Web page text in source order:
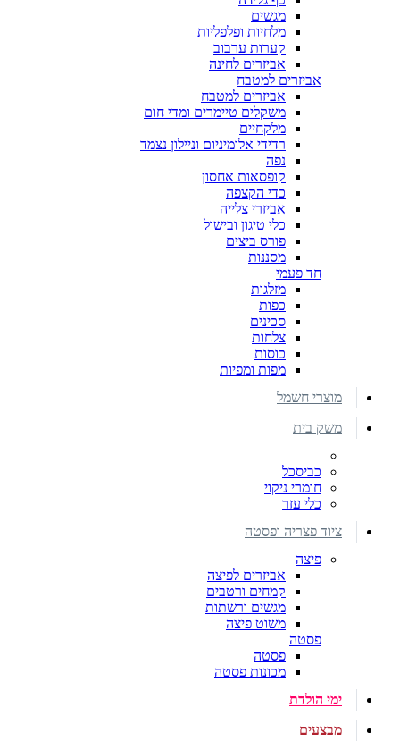
מגשים
מלחיות ופלפליות
קערות ערבוב
אביזרים לחינה
אביזרים למטבח
אביזרים למטבח
משקלים טיימרים ומדי חום
מלקחיים
רדידי אלומיניום וניילון נצמד
נפה
קופסאות אחסון
כדי הקצפה
אביזרי צלייה
כלי טיגון ובישול
פורס ביצים
מסננות
חד פעמי
מזלגות
כפות
סכינים
צלחות
כוסות
מפות ומפיות
מוצרי חשמל
משק בית
כביסכל
חומרי ניקוי
כלי עזר
ציוד פצריה ופסטה
פיצה
אביזרים לפיצה
קמחים ורטבים
מגשים ורשתות
משוט פיצה
פסטה
פסטה
מכונות פסטה
ימי הולדת
מבצעים